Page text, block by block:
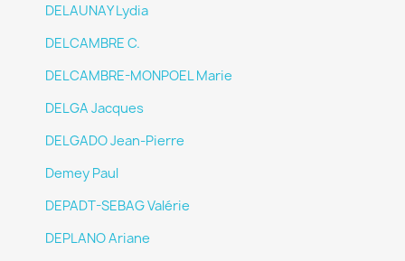
DELAUNAY Lydia
DELCAMBRE C.
DELCAMBRE-MONPOEL Marie
DELGA Jacques
DELGADO Jean-Pierre
Demey Paul
DEPADT-SEBAG Valérie
DEPLANO Ariane